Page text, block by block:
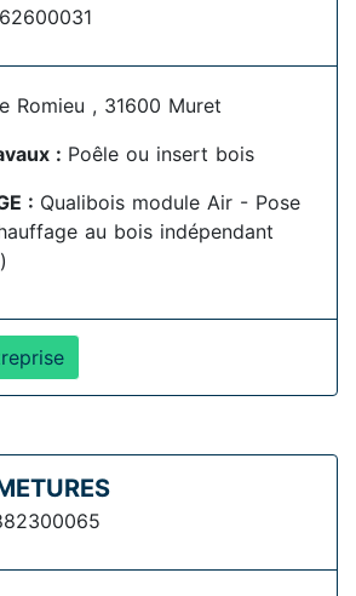
Romieu , 31600 Muret
: Poêle ou insert bois
: Qualibois module Air - Pose
au bois indépendant